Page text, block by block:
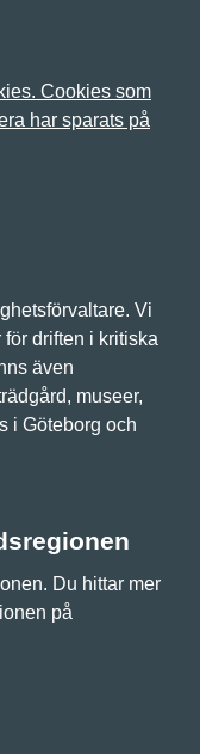
Cookies som
har sparats på
Vi
driften i kritiska
även
museer,
i Göteborg och
Du hittar mer
på